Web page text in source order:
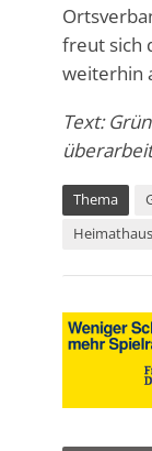
freut sich
weiterhin
Text:
Thema
Heimathaus